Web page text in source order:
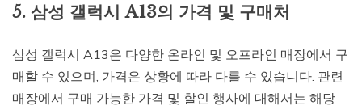
5. 삼성 갤럭시 A13의 가격 및 구매처
삼성 갤럭시 A13은 다양한 온라인 및 오프라인 매장에서 구
매할 수 있으며, 가격은 상황에 따라 다를 수 있습니다. 관련
매장에서 구매 가능한 가격 및 할인 행사에 대해서는 해당